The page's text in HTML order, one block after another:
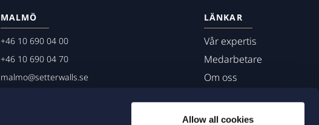
Allow all cookies
MALMÖ
+46 10 690 04 00
+46 10 690 04 70
malmo@setterwalls.se
LÄNKAR
Vår expertis
Medarbetare
Om oss